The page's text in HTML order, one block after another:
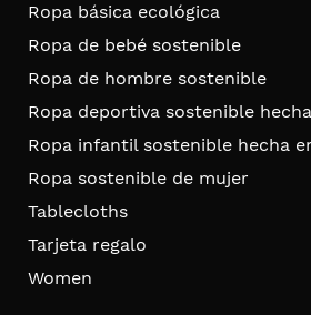
Ropa básica ecológica
Ropa de bebé sostenible
Ropa de hombre sostenible
Ropa deportiva sostenible
Ropa infantil sostenible hecha
Ropa sostenible de mujer
Tablecloths
Tarjeta regalo
Women